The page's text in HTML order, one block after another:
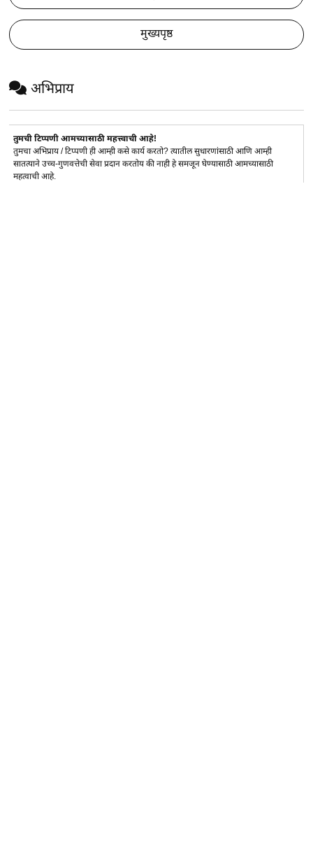
मुख्यपृष्ठ
अभिप्राय
तुमची टिप्पणी आमच्यासाठी महत्त्वाची आहे!
तुमचा अभिप्राय / टिप्पणी ही आम्ही कसे कार्य करतो? त्यातील सुधारणांसाठी आणि आम्ही
सातत्याने उच्च-गुणवत्तेची सेवा प्रदान करतोय की नाही हे समजून घेण्यासाठी आमच्यासाठी
महत्वाची आहे.